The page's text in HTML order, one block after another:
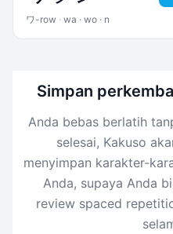
ワ-row · wa · wo · n
Simpan
Anda bebas berlatih
selesai, Kakuso
menyimpan karakter-
Anda, supaya Anda
review spaced